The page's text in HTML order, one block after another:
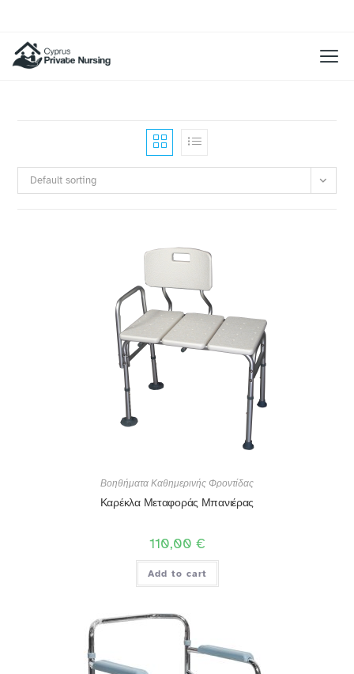
Default sorting
Βοηθήματα Καθημερινής Φροντίδας
Καρέκλα Μεταφοράς Μπανιέρας
110,00 €
Add to cart